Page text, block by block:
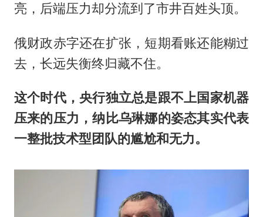
亮，后端压力却分流到了市井百姓头顶。
俄财政赤字还在扩张，短期看账还能糊过
去，长远失衡终归藏不住。
这个时代，央行独立总是跟不上国家机器
压来的压力，纳比乌琳娜的姿态其实代表
一整批技术型团队的尴尬和无力。